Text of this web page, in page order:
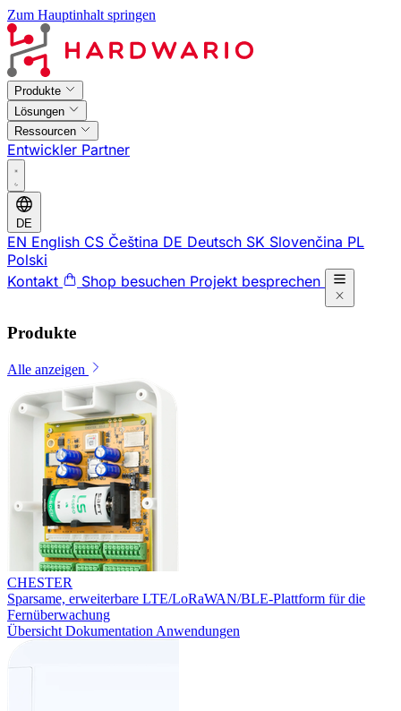
Zum Hauptinhalt springen
Produkte
Lösungen
Ressourcen
Entwickler Partner
DE
EN English CS Čeština DE Deutsch SK Slovenčina PL
Polski
Kontakt
Shop besuchen Projekt besprechen
Produkte
Alle anzeigen
CHESTER
Sparsame, erweiterbare LTE/LoRaWAN/BLE-Plattform für die
Fernüberwachung
Übersicht Dokumentation Anwendungen